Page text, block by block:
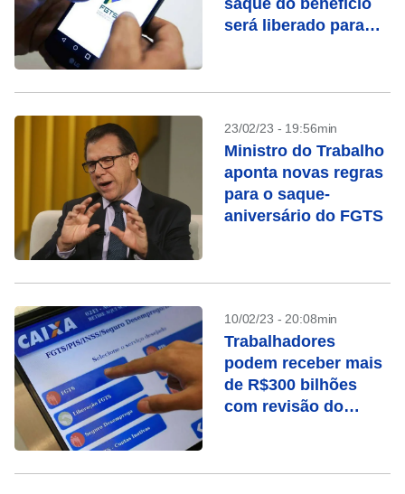
saque do benefício
será liberado para
23/02/23 - 19:56min
Ministro do Trabalho
aponta novas regras
para o saque-
aniversário do FGTS
10/02/23 - 20:08min
Trabalhadores
podem receber mais
de R$300 bilhões
com revisão do